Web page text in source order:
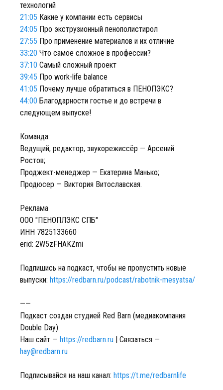
технологий
21:05 Какие у компании есть сервисы
24:05 Про экструзионный пенополистирол
27:55 Про применение материалов и их отличие
33:20 Что самое сложное в профессии?
37:10 Самый сложный проект
39:45 Про work-life balance
41:05 Почему лучше обратиться в ПЕНОПЭКС?
44:00 Благодарности гостье и до встречи в
следующем выпуске!
Команда:
Ведущий, редактор, звукорежиссёр — Арсений
Ростов;
Проджект-менеджер — Екатерина Манько;
Продюсер — Виктория Витославская.
Реклама
ООО "ПЕНОПЛЭКС СПБ"
ИНН 7825133660
erid: 2W5zFHAKZmi
Подпишись на подкаст, чтобы не пропустить новые
выпуски: https://redbarn.ru/podcast/rabotnik-mesyatsa/
——
Подкаст создан студией Red Barn (медиакомпания
Double Day).
Наш сайт — https://redbarn.ru | Связаться —
hay@redbarn.ru
Подписывайся на наш канал: https://t.me/redbarnlife